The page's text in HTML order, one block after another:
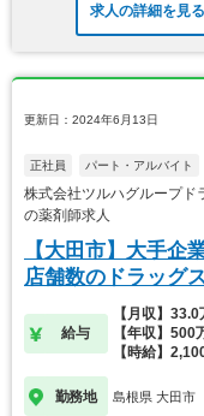
求人の詳細を見る
更新日：2024年6月13日
正社員 パート・アルバイト
株式会社ツルハグループ
の薬剤師求人
【大田市】大手企
店舗数のドラッグ
給与
【月収】
【年収】500
【時給】
勤務地 島根県 大田市